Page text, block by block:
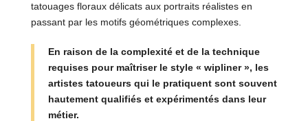
tatouages floraux délicats aux portraits réalistes en
passant par les motifs géométriques complexes.
En raison de la complexité et de la technique
requises pour maîtriser le style « wipliner », les
artistes tatoueurs qui le pratiquent sont souvent
hautement qualifiés et expérimentés dans leur
métier.